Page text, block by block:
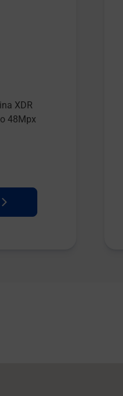
XDR
48Mpx